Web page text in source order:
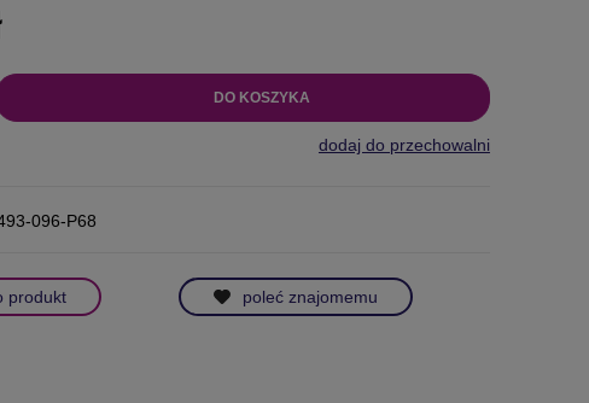
DO KOSZYKA
dodaj do przechowalni
096-P68
produkt poleć znajomemu